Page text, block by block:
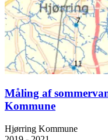
Måling af
Kommune
Hjørring Kommune